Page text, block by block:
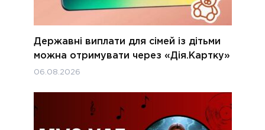
Державні виплати для сімей із дітьми
можна отримувати через «Дія.Картку»
06.08.2026